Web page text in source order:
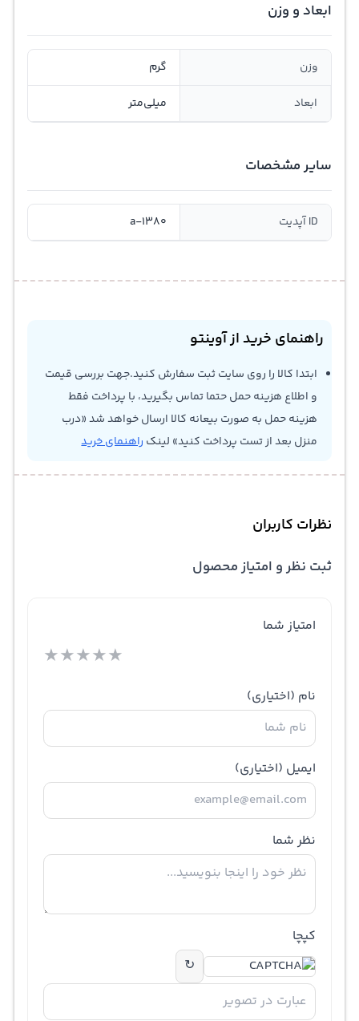
ابعاد و وزن
وزن گرم
ابعاد میلی‌متر
سایر مشخصات
ID آپدیت a-1380
راهنمای خرید از آوینتو
ابتدا کالا را روی سایت ثبت سفارش کنید.جهت بررسی قیمت
و اطلاع هزینه حمل حتما تماس بگیرید، با پرداخت فقط
هزینه حمل به صورت بیعانه کالا ارسال خواهد شد «درب
منزل بعد از تست پرداخت کنید» لینک راهنمای خرید
نظرات کاربران
ثبت نظر و امتیاز محصول
امتیاز شما
★★★★★
نام (اختیاری)
ایمیل (اختیاری)
نظر شما
کپچا
↻